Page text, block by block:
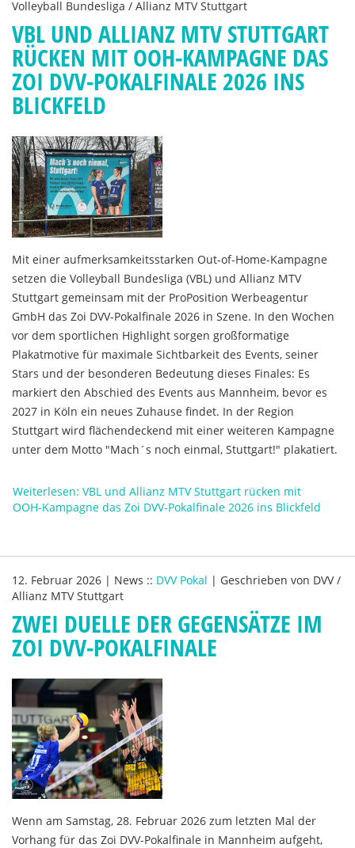
Volleyball Bundesliga / Allianz MTV Stuttgart
VBL UND ALLIANZ MTV STUTTGART
RÜCKEN MIT OOH-KAMPAGNE DAS
ZOI DVV-POKALFINALE 2026 INS
BLICKFELD
Mit einer aufmerksamkeitsstarken Out-of-Home-Kampagne
setzen die Volleyball Bundesliga (VBL) und Allianz MTV
Stuttgart gemeinsam mit der ProPosition Werbeagentur
GmbH das Zoi DVV-Pokalfinale 2026 in Szene. In den Wochen
vor dem sportlichen Highlight sorgen großformatige
Plakatmotive für maximale Sichtbarkeit des Events, seiner
Stars und der besonderen Bedeutung dieses Finales: Es
markiert den Abschied des Events aus Mannheim, bevor es
2027 in Köln ein neues Zuhause findet. In der Region
Stuttgart wird flächendeckend mit einer weiteren Kampagne
unter dem Motto "Mach´s noch einmal, Stuttgart!" plakatiert.
Weiterlesen: VBL und Allianz MTV Stuttgart rücken mit
OOH-Kampagne das Zoi DVV-Pokalfinale 2026 ins Blickfeld
12. Februar 2026 | News :: DVV Pokal | Geschrieben von DVV /
Allianz MTV Stuttgart
ZWEI DUELLE DER GEGENSÄTZE IM
ZOI DVV-POKALFINALE
Wenn am Samstag, 28. Februar 2026 zum letzten Mal der
Vorhang für das Zoi DVV-Pokalfinale in Mannheim aufgeht,